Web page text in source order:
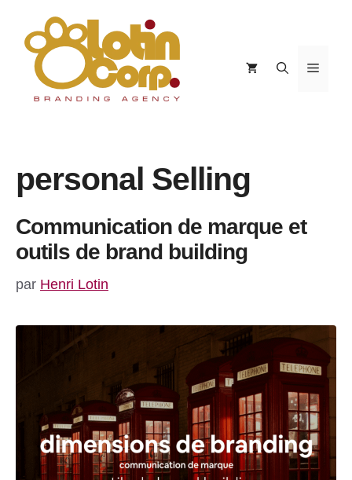
contenu
Menu
personal Selling
Communication de marque et
outils de brand building
par Henri Lotin